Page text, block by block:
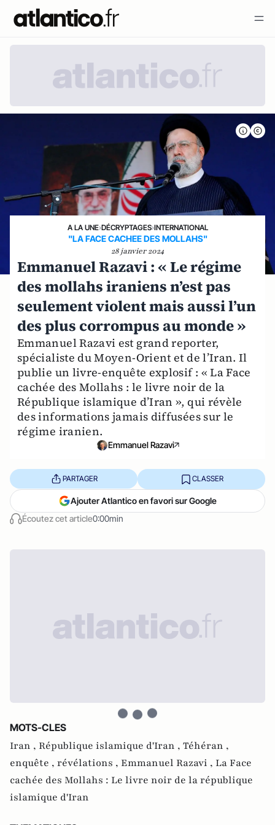
A LA UNE›DÉCRYPTAGES›INTERNATIONAL
"LA FACE CACHEE DES MOLLAHS"
28 janvier 2024
Emmanuel Razavi : « Le régime
des mollahs iraniens n’est pas
seulement violent mais aussi l’un
des plus corrompus au monde »
Emmanuel Razavi est grand reporter,
spécialiste du Moyen-Orient et de l’Iran. Il
publie un livre-enquête explosif : « La Face
cachée des Mollahs : le livre noir de la
République islamique d’Iran », qui révèle
des informations jamais diffusées sur le
régime iranien.
Emmanuel Razavi
Écoutez cet article0:00min
PARTAGER CLASSER
Ajouter Atlantico en favori sur Google
MOTS-CLES
Iran , République islamique d'Iran , Téhéran ,
enquête , révélations , Emmanuel Razavi , La Face
cachée des Mollahs : Le livre noir de la république
islamique d'Iran